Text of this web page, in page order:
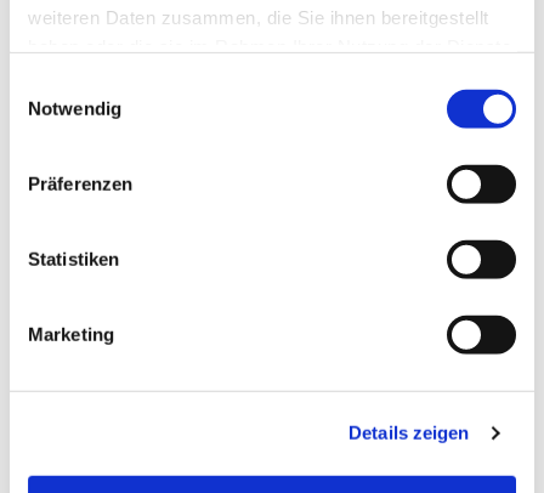
weiteren Daten zusammen, die Sie ihnen bereitgestellt
Notwendig
Präferenzen
Statistiken
Marketing
Details zeigen